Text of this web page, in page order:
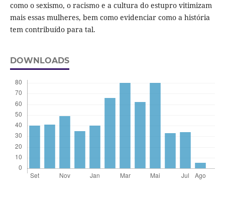
como o sexismo, o racismo e a cultura do estupro vitimizam
mais essas mulheres, bem como evidenciar como a história
tem contribuído para tal.
DOWNLOADS